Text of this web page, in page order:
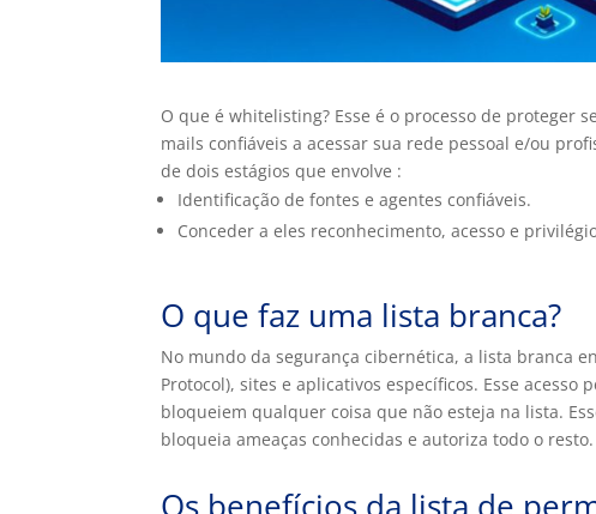
O que é whitelisting? Esse é o processo de proteger
mails confiáveis a acessar sua rede pessoal e/ou
de dois estágios que envolve :
Identificação de fontes e agentes confiáveis.
Conceder a eles reconhecimento, acesso e
O que faz uma lista branca?
No mundo da segurança cibernética, a lista branca
Protocol), sites e aplicativos específicos. Esse
bloqueiem qualquer coisa que não esteja na lista.
bloqueia ameaças conhecidas e autoriza todo o resto.